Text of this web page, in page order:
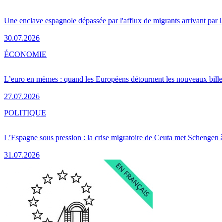
Une enclave espagnole dépassée par l'afflux de migrants arrivant par
30.07.2026
L’euro en mèmes : quand les Européens détournent les nouveaux
27.07.2026
ÉCONOMIE
L’Espagne sous pression : la crise migratoire de Ceuta met Schengen
31.07.2026
POLITIQUE